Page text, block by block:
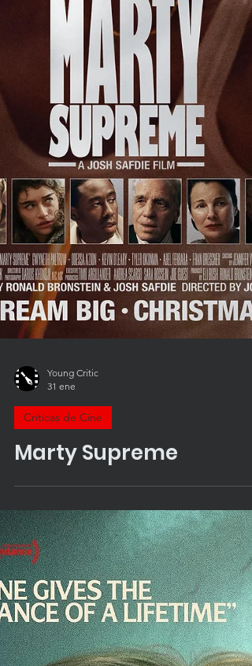
Young Critic
Criticas de Cine
Marty Supreme